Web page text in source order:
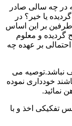
در چه سالی صادر
یا خیر؟ در
طرفین بر این اساس
گردیده و معلوم
بر عهده چه
نباشد.توصیه می
خودداری نموده
نمائید.
تفکیکی اخذ و با